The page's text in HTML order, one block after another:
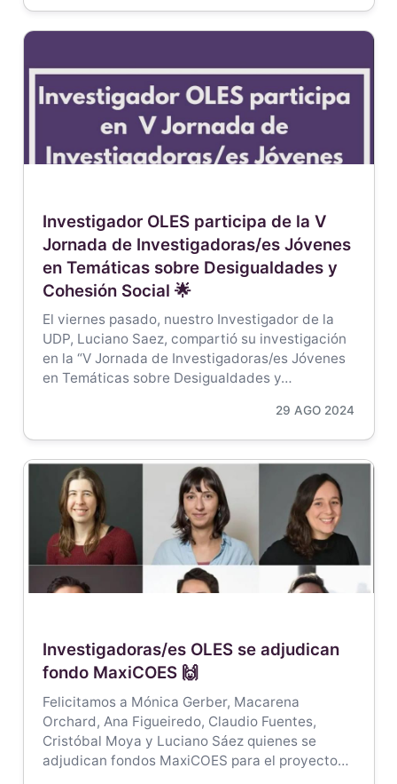
Investigador OLES participa de la V
Jornada de Investigadoras/es Jóvenes
en Temáticas sobre Desigualdades y
Cohesión Social 🌟
El viernes pasado, nuestro Investigador de la
UDP, Luciano Saez, compartió su investigación
en la “V Jornada de Investigadoras/es Jóvenes
en Temáticas sobre Desigualdades y…
29 AGO 2024
Investigadoras/es OLES se adjudican
fondo MaxiCOES 🙌
Felicitamos a Mónica Gerber, Macarena
Orchard, Ana Figueiredo, Claudio Fuentes,
Cristóbal Moya y Luciano Sáez quienes se
adjudican fondos MaxiCOES para el proyecto…